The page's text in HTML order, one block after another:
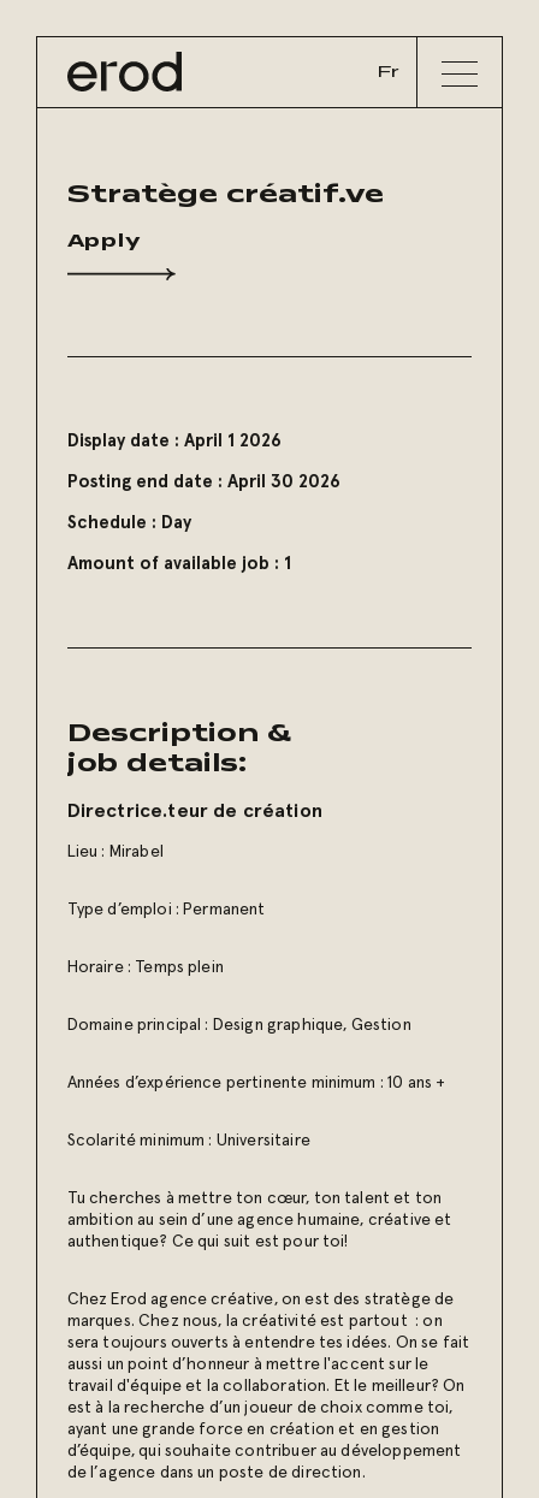
Fr
Stratège créatif.ve
Apply
Display date : April 1 2026
Posting end date : April 30 2026
Schedule : Day
Amount of available job : 1
Description &
job details:
Directrice.teur de création
Lieu : Mirabel
Type d’emploi : Permanent
Horaire : Temps plein
Domaine principal : Design graphique, Gestion
Années d’expérience pertinente minimum : 10 ans +
Scolarité minimum : Universitaire
Tu cherches à mettre ton cœur, ton talent et ton
ambition au sein d’une agence humaine, créative et
authentique? Ce qui suit est pour toi!
Chez Erod agence créative, on est des stratège de
marques. Chez nous, la créativité est partout : on
sera toujours ouverts à entendre tes idées. On se fait
aussi un point d’honneur à mettre l'accent sur le
travail d'équipe et la collaboration. Et le meilleur? On
est à la recherche d’un joueur de choix comme toi,
ayant une grande force en création et en gestion
d’équipe, qui souhaite contribuer au développement
de l’agence dans un poste de direction.